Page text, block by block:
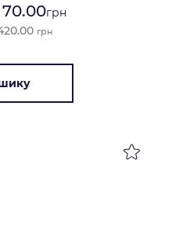
70.00грн
грн